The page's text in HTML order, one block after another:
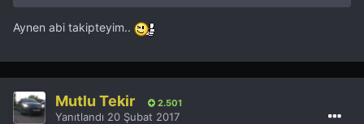
Aynen abi takipteyim..
Mutlu Tekir 2.501
Yanıtlandı 20 Şubat 2017